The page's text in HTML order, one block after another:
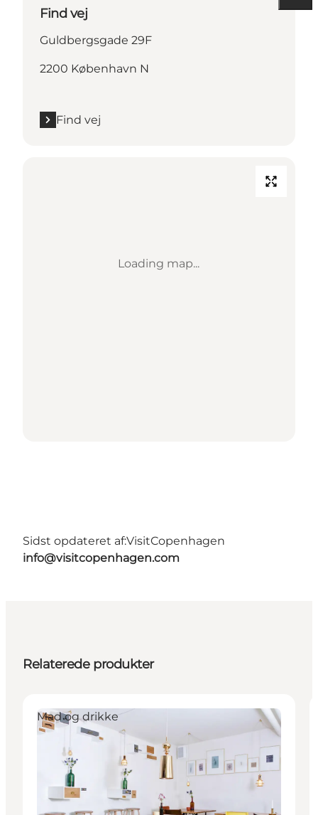
Find vej
Guldbergsgade 29F
2200 København N
Find vej
Loading map...
Sidst opdateret af:VisitCopenhagen
info@visitcopenhagen.com
Relaterede produkter
Mad og drikke